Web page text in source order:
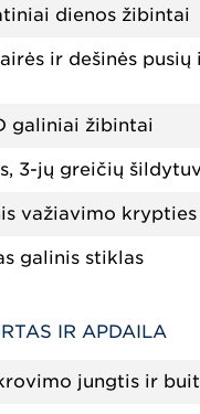
dienos žibintai
ir dešinės
galiniai žibintai
3-jų greičių
važiavimo
galinis stiklas
IR APDAILA
jungtis ir